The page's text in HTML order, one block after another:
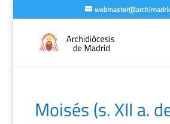
Moisés (s. XII a.